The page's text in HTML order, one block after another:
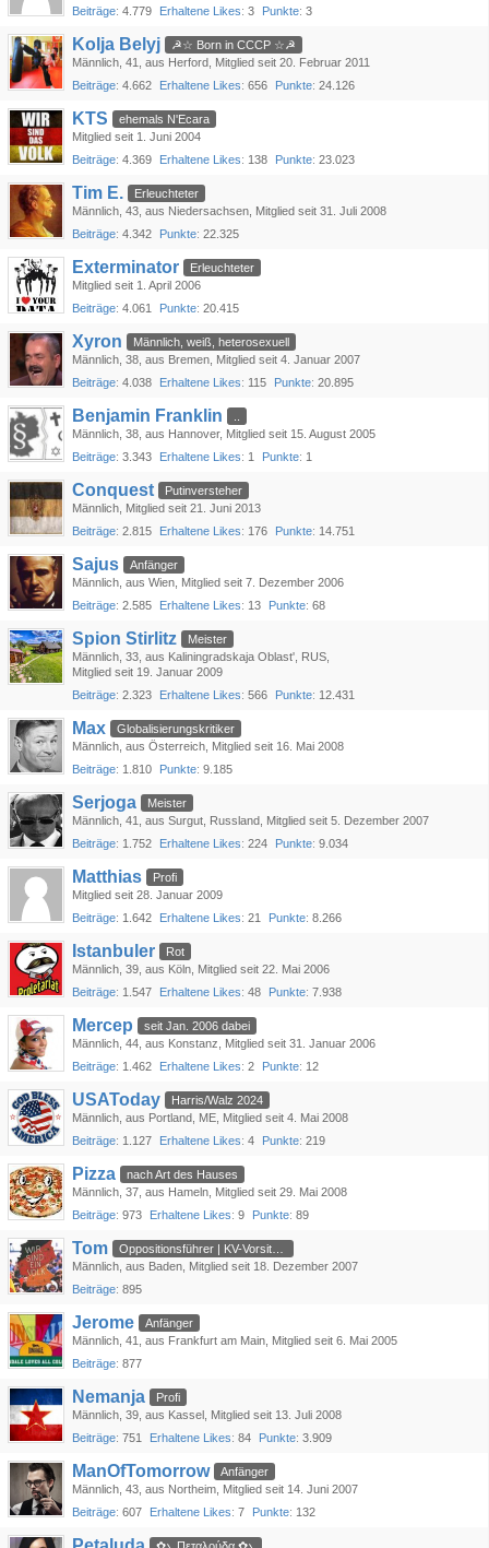
Beiträge 4.779 Erhaltene Likes 3 Punkte 3
Kolja Belyj
☭☆ Born in СССР ☆☭
Männlich 41 aus Herford Mitglied seit 20. Februar 2011
Beiträge 4.662 Erhaltene Likes 656 Punkte 24.126
KTS
ehemals N'Ecara
Mitglied seit 1. Juni 2004
Beiträge 4.369 Erhaltene Likes 138 Punkte 23.023
Tim E.
Erleuchteter
Männlich 43 aus Niedersachsen Mitglied seit 31. Juli 2008
Beiträge 4.342 Punkte 22.325
Exterminator
Erleuchteter
Mitglied seit 1. April 2006
Beiträge 4.061 Punkte 20.415
Xyron
Männlich, weiß, heterosexuell
Männlich 38 aus Bremen Mitglied seit 4. Januar 2007
Beiträge 4.038 Erhaltene Likes 115 Punkte 20.895
Benjamin Franklin
Männlich 38 aus Hannover Mitglied seit 15. August 2005
Beiträge 3.343 Erhaltene Likes 1 Punkte 1
Conquest
Putinversteher
Männlich Mitglied seit 21. Juni 2013
Beiträge 2.815 Erhaltene Likes 176 Punkte 14.751
Sajus
Anfänger
Männlich aus Wien Mitglied seit 7. Dezember 2006
Beiträge 2.585 Erhaltene Likes 13 Punkte 68
Spion Stirlitz
Meister
Männlich 33 aus Kaliningradskaja Oblast', RUS
Mitglied seit 19. Januar 2009
Beiträge 2.323 Erhaltene Likes 566 Punkte 12.431
Max
Globalisierungskritiker
Männlich aus Österreich Mitglied seit 16. Mai 2008
Beiträge 1.810 Punkte 9.185
Serjoga
Meister
Männlich 41 aus Surgut, Russland Mitglied seit 5. Dezember 2007
Beiträge 1.752 Erhaltene Likes 224 Punkte 9.034
Matthias
Profi
Mitglied seit 28. Januar 2009
Beiträge 1.642 Erhaltene Likes 21 Punkte 8.266
Istanbuler
Rot
Männlich 39 aus Köln Mitglied seit 22. Mai 2006
Beiträge 1.547 Erhaltene Likes 48 Punkte 7.938
Mercep
seit Jan. 2006 dabei
Männlich 44 aus Konstanz
Mitglied seit 31. Januar 2006
Beiträge 1.462 Erhaltene Likes 2 Punkte 12
USAToday
Harris/Walz 2024
Männlich aus Portland, ME Mitglied seit 4. Mai 2008
Beiträge 1.127 Erhaltene Likes 4 Punkte 219
Pizza
nach Art des Hauses
Männlich 37 aus Hameln Mitglied seit 29. Mai 2008
Beiträge 973 Erhaltene Likes 9 Punkte 89
Tom
Männlich aus Baden Mitglied seit 18. Dezember 2007
Beiträge 895
Jerome
Anfänger
Männlich 41 aus Frankfurt am Main Mitglied seit 6. Mai 2005
Beiträge 877
Nemanja
Profi
Männlich 39 aus Kassel Mitglied seit 13. Juli 2008
Beiträge 751 Erhaltene Likes 84 Punkte 3.909
ManOfTomorrow
Anfänger
Männlich 43 aus Northeim Mitglied seit 14. Juni 2007
Beiträge 607 Erhaltene Likes 7 Punkte 132